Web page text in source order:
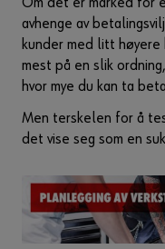
Om det er marked for
avhenge av
kunder med litt
mest på en slik
hvor mye du kan ta
Men terskelen for å
det vise seg som en